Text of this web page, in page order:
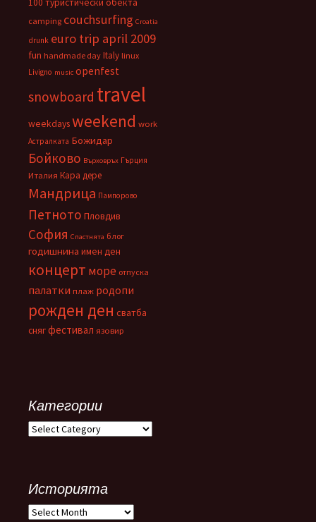
100 туристически обекта
camping couchsurfing Croatia
drunk euro trip april 2009
fun handmade day Italy linux
Livigno music openfest
snowboard travel
weekdaysweekend work
Астралката Божидар
Бойково Върховръх Гърция
Италия Кара дере
Мандрица Пампорово
Петното Пловдив
София Спастнята блог
годишнина имен ден
концерт море отпуска
палатки плаж родопи
рожден ден сватба
снягфестивал язовир
Категории
Категории
Историята
Историята